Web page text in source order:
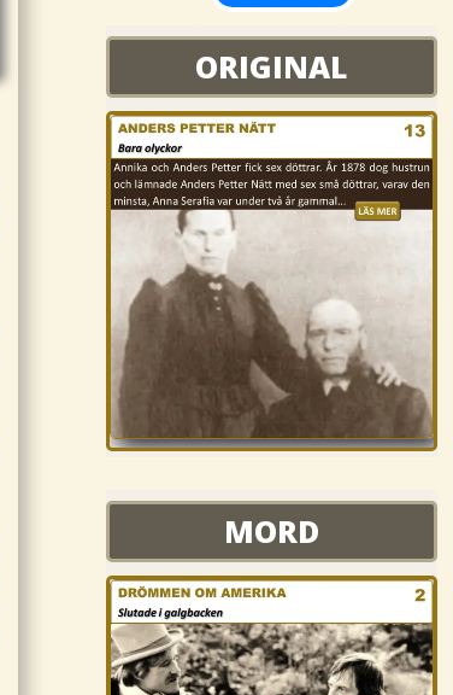
ORIGINAL
ORIGINAL
MORD
MORD